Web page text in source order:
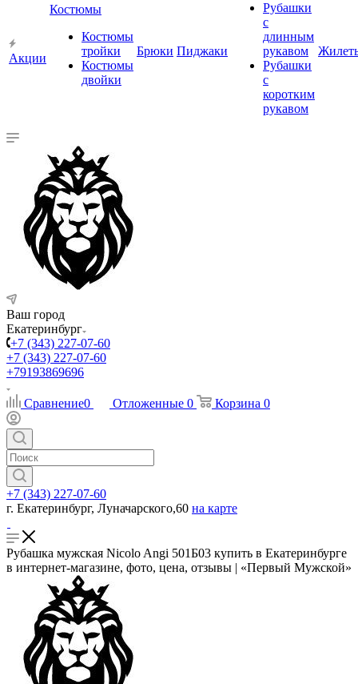
Акции
Костюмы
Костюмы
тройки
Костюмы
двойки
Брюки Пиджаки
Рубашки
с
длинным
рукавом
Рубашки
с
коротким
рукавом
Ваш город
Екатеринбург
+7 (343) 227-07-60
+7 (343) 227-07-60
+79193869696
Сравнение0 Отложенные 0 Корзина 0
+7 (343) 227-07-60
г. Екатеринбург, Луначарского,60 на карте
Рубашка мужская Nicolo Angi 501Б03 купить в Екатеринбурге
в интернет-магазине, фото, цена, отзывы | «Первый Мужской»